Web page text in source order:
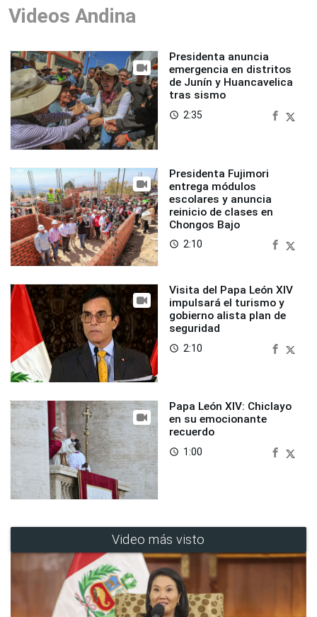
Videos Andina
Presidenta anuncia
emergencia en distritos
de Junín y Huancavelica
tras sismo
access_time 2:35
Presidenta Fujimori
entrega módulos
escolares y anuncia
reinicio de clases en
Chongos Bajo
access_time 2:10
Visita del Papa León XIV
impulsará el turismo y
gobierno alista plan de
seguridad
access_time 2:10
Papa León XIV: Chiclayo
en su emocionante
recuerdo
access_time 1:00
Video más visto